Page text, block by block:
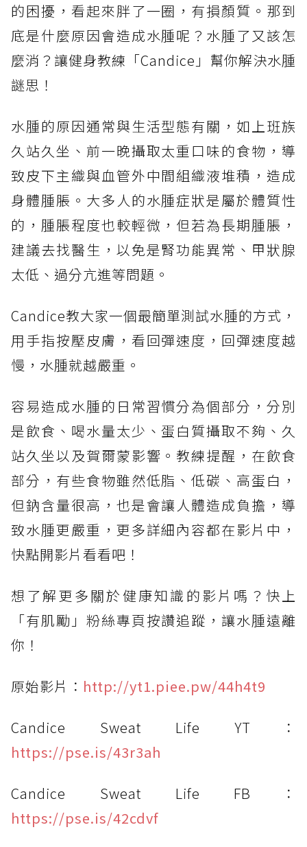
的困擾，看起來胖了一圈，有損顏質。那到
底是什麼原因會造成水腫呢？水腫了又該怎
麼消？讓健身教練「Candice」幫你解決水腫
謎思！
水腫的原因通常與生活型態有關，如上班族
久站久坐、前一晚攝取太重口味的食物，導
致皮下主織與血管外中間組織液堆積，造成
身體腫脹。大多人的水腫症狀是屬於體質性
的，腫脹程度也較輕微，但若為長期腫脹，
建議去找醫生，以免是腎功能異常、甲狀腺
太低、過分亢進等問題。
Candice教大家一個最簡單測試水腫的方式，
用手指按壓皮膚，看回彈速度，回彈速度越
慢，水腫就越嚴重。
容易造成水腫的日常習慣分為個部分，分別
是飲食、喝水量太少、蛋白質攝取不夠、久
站久坐以及賀爾蒙影響。教練提醒，在飲食
部分，有些食物雖然低脂、低碳、高蛋白，
但鈉含量很高，也是會讓人體造成負擔，導
致水腫更嚴重，更多詳細內容都在影片中，
快點開影片看看吧！
想了解更多關於健康知識的影片嗎？快上
「有肌勵」粉絲專頁按讚追蹤，讓水腫遠離
你！
原始影片： http://yt1.piee.pw/44h4t9
Candice Sweat Life YT：
https://pse.is/43r3ah
Candice Sweat Life FB：
https://pse.is/42cdvf